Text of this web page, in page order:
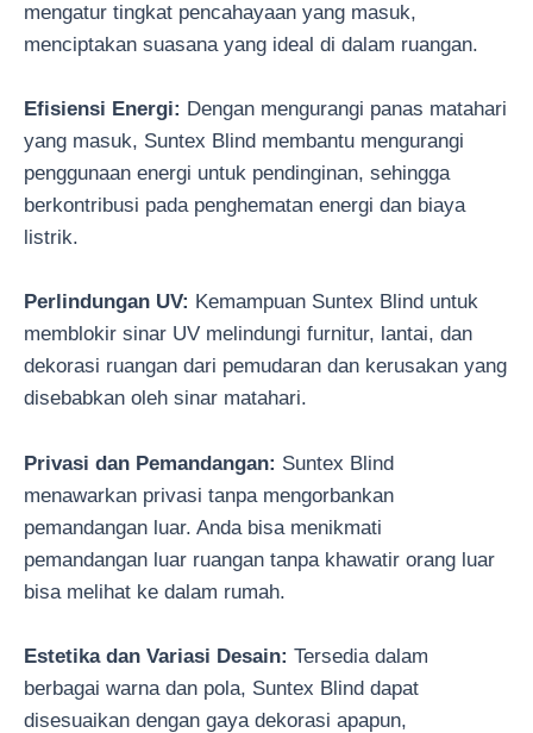
mengatur tingkat pencahayaan yang masuk,
menciptakan suasana yang ideal di dalam ruangan.
Efisiensi Energi: Dengan mengurangi panas matahari
yang masuk, Suntex Blind membantu mengurangi
penggunaan energi untuk pendinginan, sehingga
berkontribusi pada penghematan energi dan biaya
listrik.
Perlindungan UV: Kemampuan Suntex Blind untuk
memblokir sinar UV melindungi furnitur, lantai, dan
dekorasi ruangan dari pemudaran dan kerusakan yang
disebabkan oleh sinar matahari.
Privasi dan Pemandangan: Suntex Blind
menawarkan privasi tanpa mengorbankan
pemandangan luar. Anda bisa menikmati
pemandangan luar ruangan tanpa khawatir orang luar
bisa melihat ke dalam rumah.
Estetika dan Variasi Desain: Tersedia dalam
berbagai warna dan pola, Suntex Blind dapat
disesuaikan dengan gaya dekorasi apapun,